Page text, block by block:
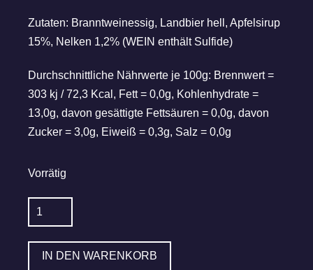
Zutaten: Branntweinessig, Landbier hell, Apfelsirup
15%, Nelken 1,2% (WEIN enthält Sulfide)
Durchschnittliche Nährwerte je 100g: Brennwert =
303 kj / 72,3 Kcal, Fett = 0,0g, Kohlenhydrate =
13,0g, davon gesättigte Fettsäuren = 0,0g, davon
Zucker = 3,0g, Eiweiß = 0,3g, Salz = 0,0g
Vorrätig
KIRNER
Bieressig
250
IN DEN WARENKORB